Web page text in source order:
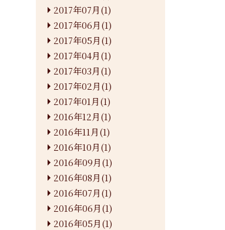
2017年07月(1)
2017年06月(1)
2017年05月(1)
2017年04月(1)
2017年03月(1)
2017年02月(1)
2017年01月(1)
2016年12月(1)
2016年11月(1)
2016年10月(1)
2016年09月(1)
2016年08月(1)
2016年07月(1)
2016年06月(1)
2016年05月(1)